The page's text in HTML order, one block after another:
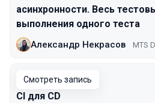
асинхронности. Весь
выполнения одного теста
Александр Некрасов MTS
Смотреть запись
CI для CD